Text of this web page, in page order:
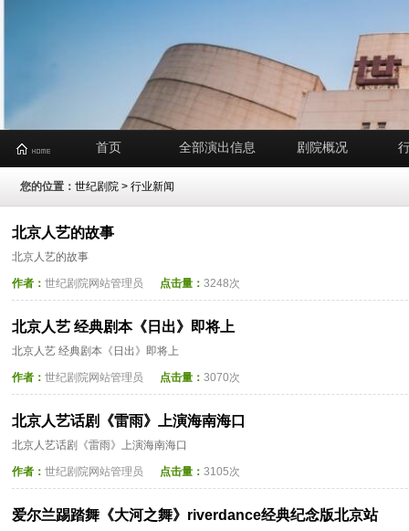
首页 全部演出信息 剧院概况
您的位置： 世纪剧院 > 行业新闻
北京人艺的故事
北京人艺的故事
作者： 世纪剧院网站管理员 点击量： 3248次
北京人艺 经典剧本《日出》即将上
北京人艺 经典剧本《日出》即将上
作者： 世纪剧院网站管理员 点击量： 3070次
北京人艺话剧《雷雨》上演海南海口
北京人艺话剧《雷雨》上演海南海口
作者： 世纪剧院网站管理员 点击量： 3105次
爱尔兰踢踏舞《大河之舞》riverdance经典纪念版北京站